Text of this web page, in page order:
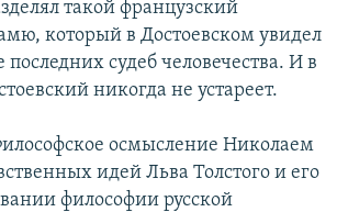
такой французский
который в Достоевском увидел
судеб человечества. И в
никогда не устареет.
осмысление Николаем
идей Льва Толстого и его
философии русской